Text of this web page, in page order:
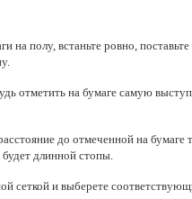
на полу, встаньте ровно,
отметить на бумаге самую
до отмеченной на бумаге
длинной стопы.
сеткой и выберете